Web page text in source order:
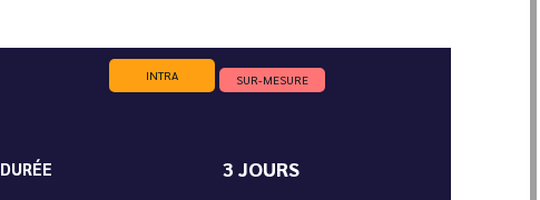
INTRA SUR-MESURE
DURÉE 3 JOURS